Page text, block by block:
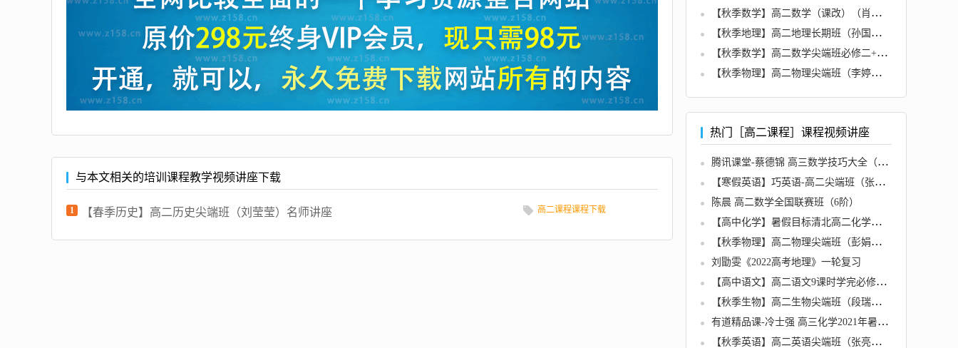
与本文相关的培训课程教学视频讲座下载
1 【春季历史】高二历史尖端班（刘莹莹）名师讲座 高二课程课程下载
【秋季数学】高二数学（课改）（肖晗）名师讲座
【秋季地理】高二地理长期班（孙国勇）名师讲座
【秋季数学】高二数学尖端班必修二+选修2-1（祖少磊）
【秋季物理】高二物理尖端班（李婷怡）名师讲座
热门［高二课程］课程视频讲座
腾讯课堂-蔡德锦 高三数学技巧大全（2022高考）
【寒假英语】巧英语-高二尖端班（张亮）名师讲座
陈晨 高二数学全国联赛班（6阶）
【高中化学】暑假目标清北高二化学暑假李炜直播班12讲
【秋季物理】高二物理尖端班（彭娟娟）名师讲座
刘勖雯《2022高考地理》一轮复习
【高中语文】高二语文9课时学完必修5半年卡（人教版）
【秋季生物】高二生物尖端班（段瑞莹）名师讲座
有道精品课-冷士强 高三化学2021年暑期班（2022高考）
【秋季英语】高二英语尖端班（张亮）名师讲座